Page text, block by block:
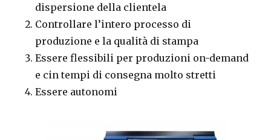
dispersione della clientela
Controllare l’intero processo di
produzione e la qualità di stampa
Essere flessibili per produzioni on-demand
e cin tempi di consegna molto stretti
Essere autonomi